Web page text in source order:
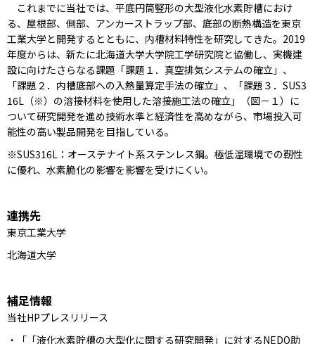
これまでに当社では、平底円筒竪形の大型液化水素貯槽におけ
る、屋根部、側部、アンカーストラップ部、底部の断熱構造を東京
工業大学と開発するとともに、内槽材料特性を研究してきた。2019
年度からは、新たに北海道大学大学院工学研究院と協働し、実機建
設に向けたさらなる課題「課題１．真空排気システムの確立」、
「課題２．内槽底部への入熱量算定手法の確立」、「課題３．SUS3
16L（※）の溶接材料を使用した溶接施工法の確立」（図－１）に
ついて研究開発を進め技術水準と経済性を高めながら、市場投入可
能性の高い製品開発を目指している。
※SUS316L：オーステナイト系ステンレス鋼。極低温環境での靭性
に優れ、水素脆化の影響を影響を受けにくい。
連携先
東京工業大学
北海道大学
補足情報
当社HPプレスリリース
・「「液化水素貯槽の大型化に関する研究開発」に対するNEDO助